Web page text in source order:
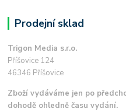
Prodejní sklad
Trigon Media s.r.o.
Příšovice 124
46346 Příšovice
Zboží vydáváme jen po
dohodě ohledně času vydání.